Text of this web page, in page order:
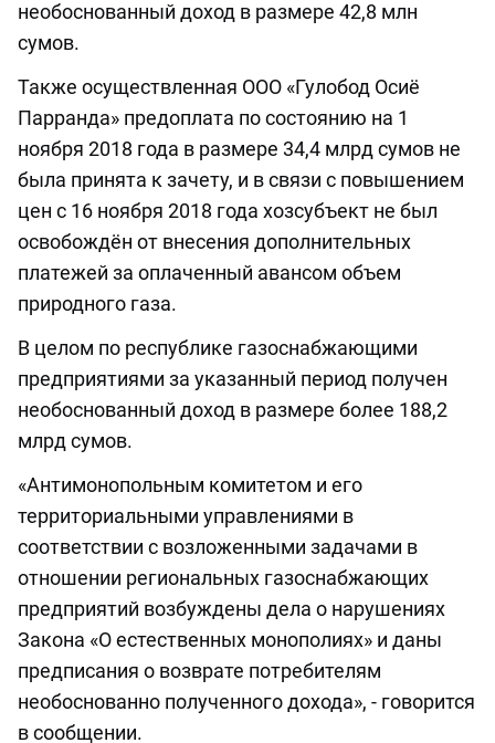
необоснованный доход в размере 42,8 млн
сумов.
Также осуществленная ООО «Гулобод Осиё
Парранда» предоплата по состоянию на 1
ноября 2018 года в размере 34,4 млрд сумов не
была принята к зачету, и в связи с повышением
цен с 16 ноября 2018 года хозсубъект не был
освобождён от внесения дополнительных
платежей за оплаченный авансом объем
природного газа.
В целом по республике газоснабжающими
предприятиями за указанный период получен
необоснованный доход в размере более 188,2
млрд сумов.
«Антимонопольным комитетом и его
территориальными управлениями в
соответствии с возложенными задачами в
отношении региональных газоснабжающих
предприятий возбуждены дела о нарушениях
Закона «О естественных монополиях» и даны
предписания о возврате потребителям
необоснованно полученного дохода», - говорится
в сообщении.